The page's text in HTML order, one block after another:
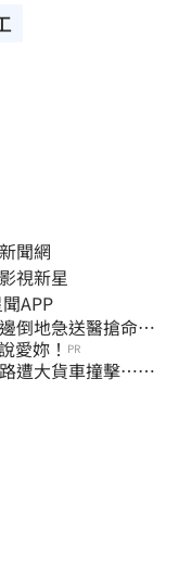
聞網
視新星
樂星聞APP
邊倒地急送醫搶命
愛妳！ PR
遭大貨車撞擊…下